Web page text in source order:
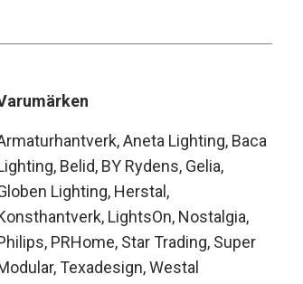
Aneta Lighting Baca
Belid BY Rydens Gelia
Lighting Herstal
LightsOn Nostalgia
PRHome Star Trading Super
Texadesign Westal